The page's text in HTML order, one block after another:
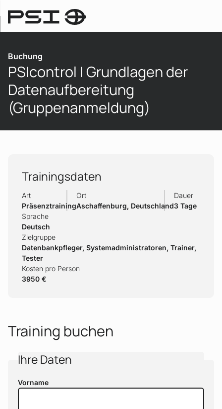
Buchung
PSIcontrol | Grundlagen der
Datenaufbereitung
(Gruppenanmeldung)
Trainingsdaten
Art
Präsenztraining
Ort
Aschaffenburg, Deutschland
Dauer
3 Tage
Sprache
Deutsch
Zielgruppe
Datenbankpfleger, Systemadministratoren, Trainer,
Tester
Kosten pro Person
3950 €
Training buchen
Ihre Daten
Vorname